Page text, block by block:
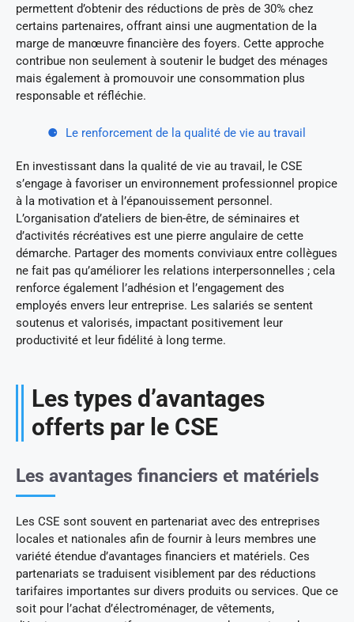
permettent d’obtenir des réductions de près de 30% chez
certains partenaires, offrant ainsi une augmentation de la
marge de manœuvre financière des foyers. Cette approche
contribue non seulement à soutenir le budget des ménages
mais également à promouvoir une consommation plus
responsable et réfléchie.
Le renforcement de la qualité de vie au travail
En investissant dans la qualité de vie au travail, le CSE
s’engage à favoriser un environnement professionnel propice
à la motivation et à l’épanouissement personnel.
L’organisation d’ateliers de bien-être, de séminaires et
d’activités récréatives est une pierre angulaire de cette
démarche. Partager des moments conviviaux entre collègues
ne fait pas qu’améliorer les relations interpersonnelles ; cela
renforce également l’adhésion et l’engagement des
employés envers leur entreprise. Les salariés se sentent
soutenus et valorisés, impactant positivement leur
productivité et leur fidélité à long terme.
Les types d’avantages
offerts par le CSE
Les avantages financiers et matériels
Les CSE sont souvent en partenariat avec des entreprises
locales et nationales afin de fournir à leurs membres une
variété étendue d’avantages financiers et matériels. Ces
partenariats se traduisent visiblement par des réductions
tarifaires importantes sur divers produits ou services. Que ce
soit pour l’achat d’électroménager, de vêtements,